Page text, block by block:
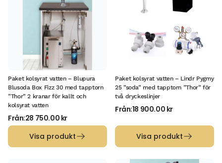
Paket kolsyrat vatten – Blupura
Blusoda Box Fizz 30 med tapptorn
”Thor” 2 kranar för kallt och
kolsyrat vatten
Från:28 750.00 kr
Visa produkt
Paket kolsyrat vatten – Lindr Pygmy
25 ”soda” med tapptorn ”Thor” för
två dryckeslinjer
Från:18 900.00 kr
Visa produkt